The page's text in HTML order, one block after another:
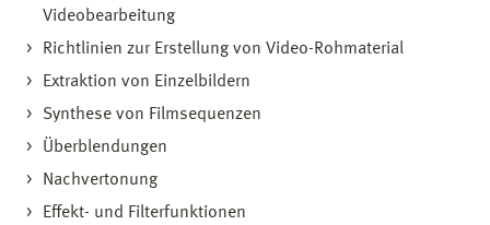
Videobearbeitung
Richtlinien zur Erstellung von Video-Rohmaterial
Extraktion von Einzelbildern
Synthese von Filmsequenzen
Überblendungen
Nachvertonung
Effekt- und Filterfunktionen